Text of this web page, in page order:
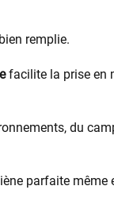
remplie.
facilite la prise en
du
parfaite même